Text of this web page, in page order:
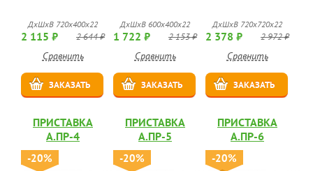
ДхШхВ 720х400х22
2 115 ₽ 2 644 ₽
Сравнить
ЗАКАЗАТЬ
ДхШхВ 600х400х22
1 722 ₽ 2 153 ₽
Сравнить
ЗАКАЗАТЬ
ДхШхВ 720х720х22
2 378 ₽ 2 972 ₽
Сравнить
ЗАКАЗАТЬ
ПРИСТАВКА
А.ПР-4
-20%
ПРИСТАВКА
А.ПР-5
-20%
ПРИСТАВКА
А.ПР-6
-20%